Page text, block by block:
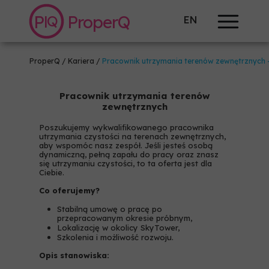
EN
|Q ProperQ
P
ProperQ / Kariera / Pracownik utrzymania terenów zewnętrznych
Pracownik utrzymania terenów
zewnętrznych
Poszukujemy wykwalifikowanego pracownika
utrzymania czystości na terenach zewnętrznych,
aby wspomóc nasz zespół. Jeśli jesteś osobą
dynamiczną, pełną zapału do pracy oraz znasz
się utrzymaniu czystości, to ta oferta jest dla
Ciebie.
Co oferujemy?
Stabilną umowę o pracę po
przepracowanym okresie próbnym,
Lokalizację w okolicy SkyTower,
Szkolenia i możliwość rozwoju.
Opis stanowiska: